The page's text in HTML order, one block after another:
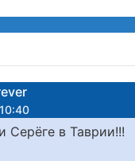
Серёге в Таврии!!!